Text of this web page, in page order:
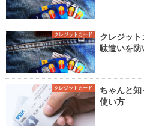
クレジットカード
クレジッ
駄遣いを
クレジットカード
ちゃんと
使い方